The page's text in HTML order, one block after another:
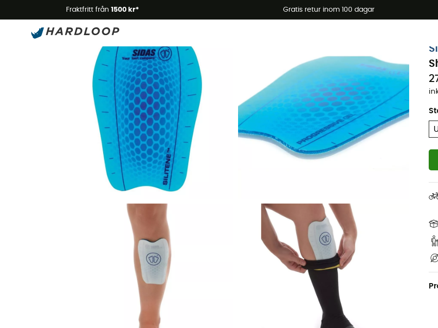
Fraktfritt från 1500 kr* Gratis retur inom 100 dagar
Sommarerbjudanden 🔥 -5 % EXTRA vid köp av 2 produkter* kod